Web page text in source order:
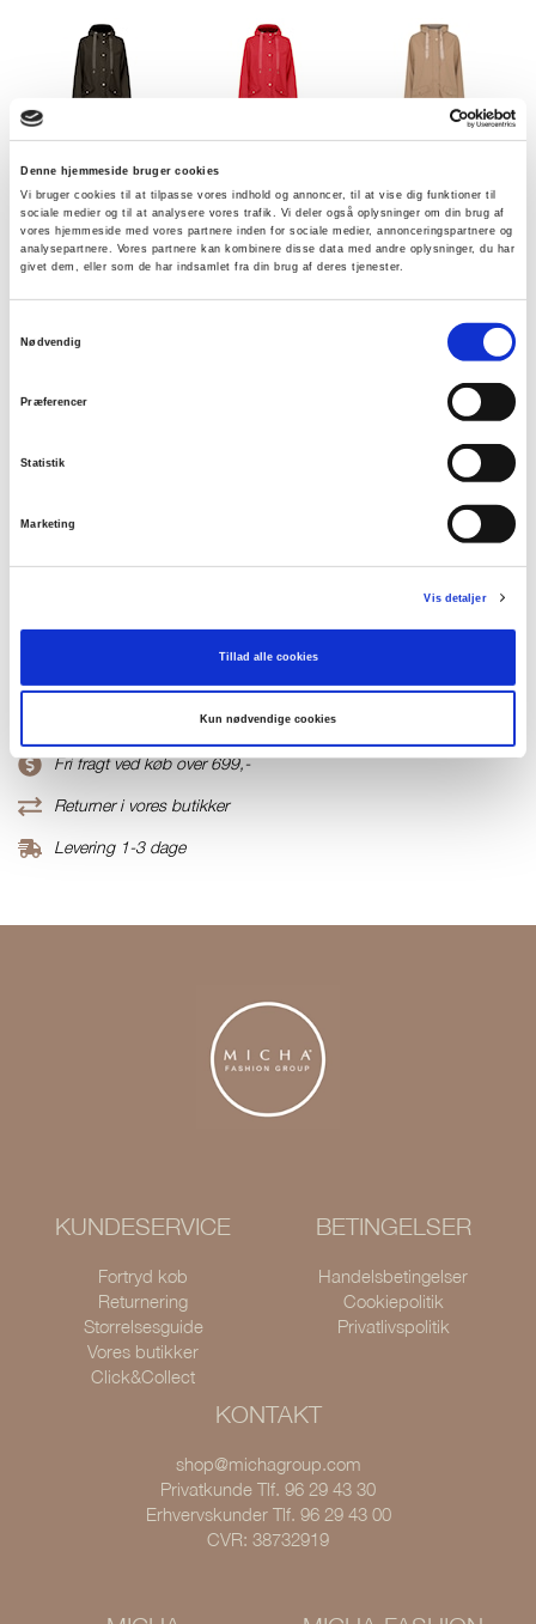
Denne hjemmeside bruger cookies
Vi bruger cookies til at tilpasse vores indhold og annoncer, til at vise dig funktioner til
sociale medier og til at analysere vores trafik. Vi deler også oplysninger om din brug af
vores hjemmeside med vores partnere inden for sociale medier, annonceringspartnere og
analysepartnere. Vores partnere kan kombinere disse data med andre oplysninger, du har
givet dem, eller som de har indsamlet fra din brug af deres tjenester.
Nødvendig
Præferencer
Statistik
Marketing
Vis detaljer
Tillad alle cookies
Kun nødvendige cookies
Vælg Størrelse
000001410020500262702
Fri fragt ved køb over 699,-
Returner i vores butikker
Levering 1-3 dage
KUNDESERVICE
Fortryd køb
Returnering
Størrelsesguide
Vores butikker
Click&Collect
BETINGELSER
Handelsbetingelser
Cookiepolitik
Privatlivspolitik
KONTAKT
shop@michagroup.com
Privatkunde Tlf. 96 29 43 30
Erhvervskunder Tlf. 96 29 43 00
CVR: 38732919